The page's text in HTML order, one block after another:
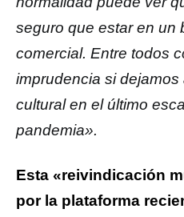
seguro que estar en un
comercial. Entre todos
imprudencia si
cultural en el último
pandemia».
Esta «reivindicación
por la plataforma